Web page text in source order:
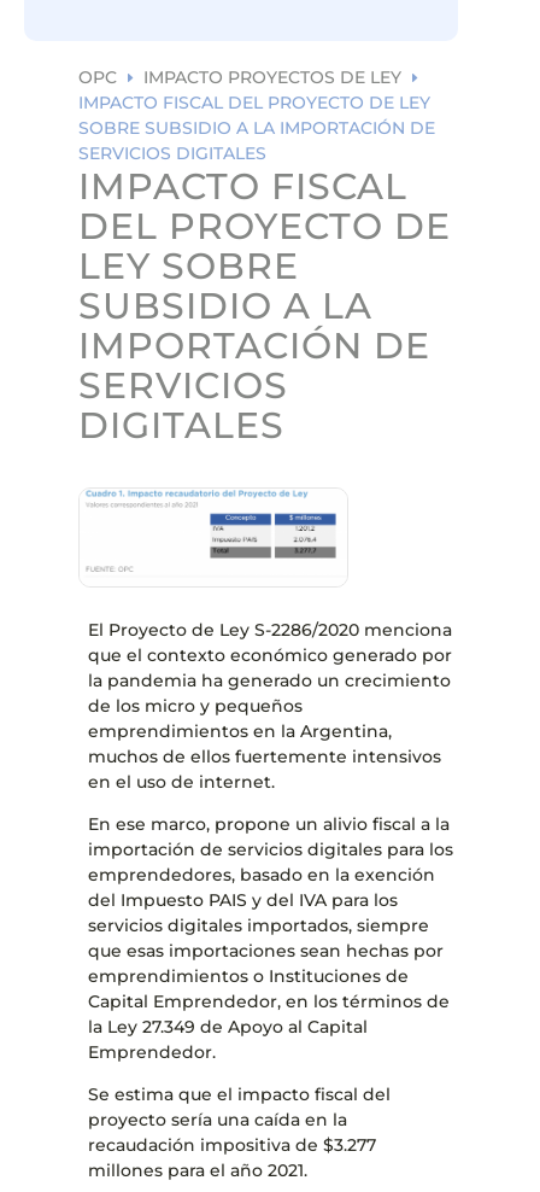
OPC E IMPACTO PROYECTOS DE LEY E
IMPACTO FISCAL DEL PROYECTO DE LEY
SOBRE SUBSIDIO A LA IMPORTACIÓN DE
SERVICIOS DIGITALES
IMPACTO FISCAL
DEL PROYECTO DE
LEY SOBRE
SUBSIDIO A LA
IMPORTACIÓN DE
SERVICIOS
DIGITALES
El Proyecto de Ley S-2286/2020 menciona
que el contexto económico generado por
la pandemia ha generado un crecimiento
de los micro y pequeños
emprendimientos en la Argentina,
muchos de ellos fuertemente intensivos
en el uso de internet.
En ese marco, propone un alivio fiscal a la
importación de servicios digitales para los
emprendedores, basado en la exención
del Impuesto PAIS y del IVA para los
servicios digitales importados, siempre
que esas importaciones sean hechas por
emprendimientos o Instituciones de
Capital Emprendedor, en los términos de
la Ley 27.349 de Apoyo al Capital
Emprendedor.
Se estima que el impacto fiscal del
proyecto sería una caída en la
recaudación impositiva de $3.277
millones para el año 2021.